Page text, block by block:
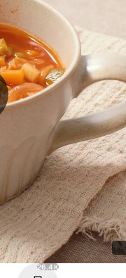
26.4K